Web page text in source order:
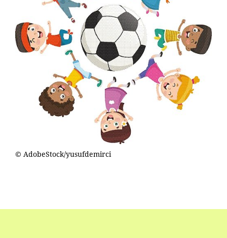
© AdobeStock/yusufdemirci